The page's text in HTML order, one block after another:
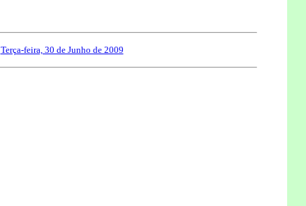
Terça-feira, 30 de Junho de 2009